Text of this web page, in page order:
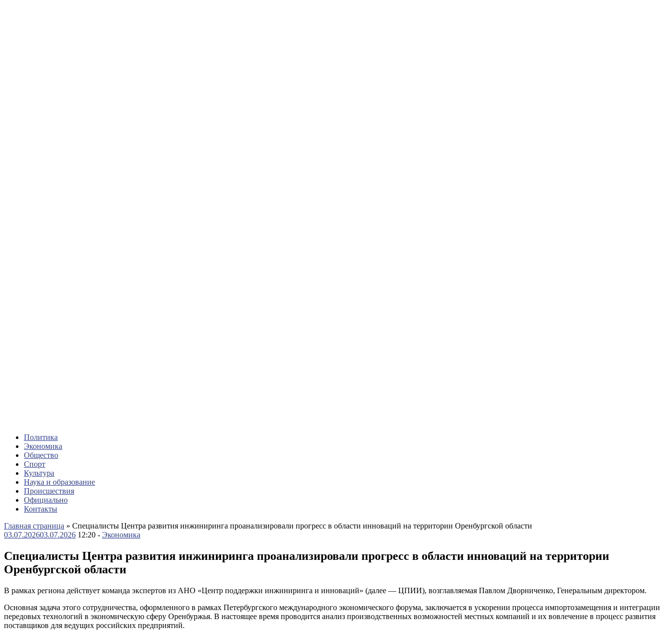
Политика
Экономика
Общество
Спорт
Культура
Наука и образование
Происшествия
Официально
Контакты
Главная страница » Специалисты Центра развития инжиниринга проанализировали прогресс в области инноваций на территории Оренбургской области
03.07.202603.07.2026 12:20 - Экономика
Специалисты Центра развития инжиниринга проанализировали прогресс в области инноваций на территории
Оренбургской области
В рамках региона действует команда экспертов из АНО «Центр поддержки инжиниринга и инноваций» (далее — ЦПИИ), возглавляемая Павлом Дворниченко, Генеральным директором.
Основная задача этого сотрудничества, оформленного в рамках Петербургского международного экономического форума, заключается в ускорении процесса импортозамещения и интеграции
передовых технологий в экономическую сферу Оренбуржья. В настоящее время проводится анализ производственных возможностей местных компаний и их вовлечение в процесс развития
поставщиков для ведущих российских предприятий.